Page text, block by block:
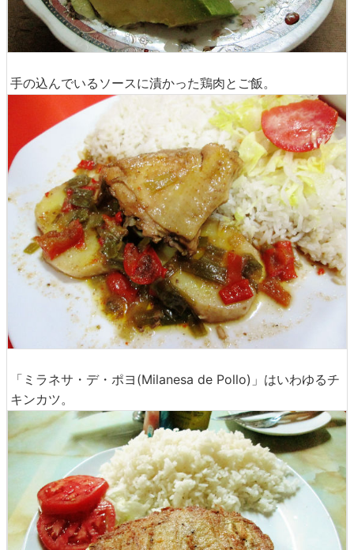
手の込んでいるソースに漬かった鶏肉とご飯。
「ミラネサ・デ・ポヨ(Milanesa de Pollo)」はいわゆるチ
キンカツ。